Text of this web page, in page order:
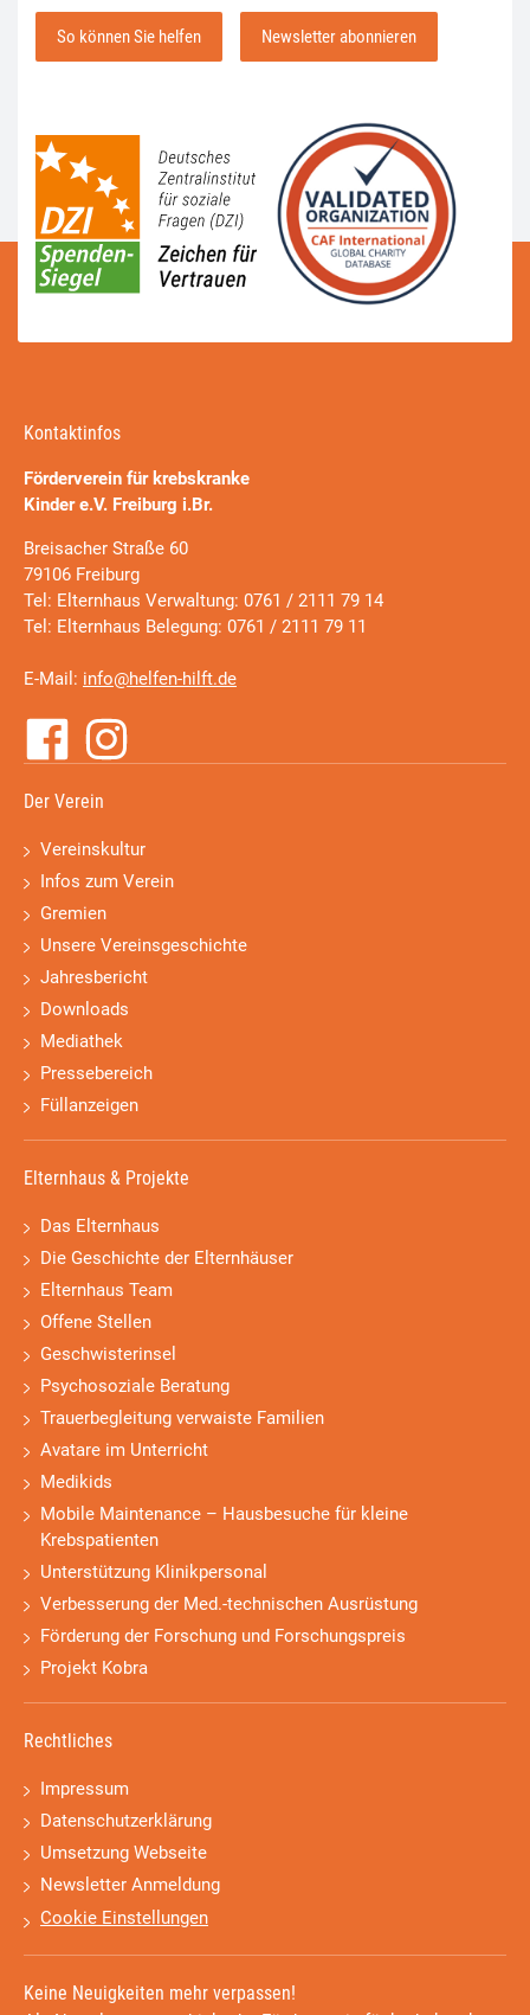
So können Sie helfen Newsletter abonnieren
Kontaktinfos
Förderverein für krebskranke
Kinder e.V. Freiburg i.Br.
Breisacher Straße 60
79106 Freiburg
Tel: Elternhaus Verwaltung: 0761 / 2111 79 14
Tel: Elternhaus Belegung: 0761 / 2111 79 11
E-Mail: info@helfen-hilft.de
Der Verein
Vereinskultur
Infos zum Verein
Gremien
Unsere Vereinsgeschichte
Jahresbericht
Downloads
Mediathek
Pressebereich
Füllanzeigen
Elternhaus & Projekte
Das Elternhaus
Die Geschichte der Elternhäuser
Elternhaus Team
Offene Stellen
Geschwisterinsel
Psychosoziale Beratung
Trauerbegleitung verwaiste Familien
Avatare im Unterricht
Medikids
Mobile Maintenance – Hausbesuche für kleine
Krebspatienten
Unterstützung Klinikpersonal
Verbesserung der Med.-technischen Ausrüstung
Förderung der Forschung und Forschungspreis
Projekt Kobra
Rechtliches
Impressum
Datenschutzerklärung
Umsetzung Webseite
Newsletter Anmeldung
Cookie Einstellungen
Keine Neuigkeiten mehr verpassen!